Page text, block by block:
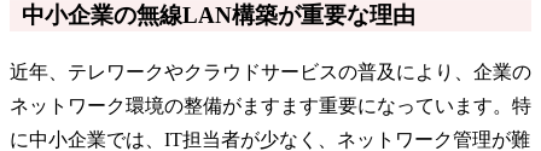
中小企業の無線LAN構築が重要な理由
近年、テレワークやクラウドサービスの普及により、企業の
ネットワーク環境の整備がますます重要になっています。特
に中小企業では、IT担当者が少なく、ネットワーク管理が難